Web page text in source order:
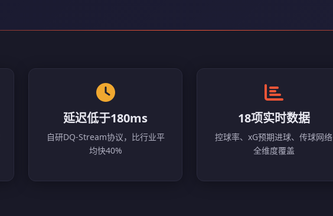
延迟低于180ms
自研DQ-Stream协议，比行业平
均快40%
18项实时数据
控球率、xG预期进球、传球网络
全维度覆盖